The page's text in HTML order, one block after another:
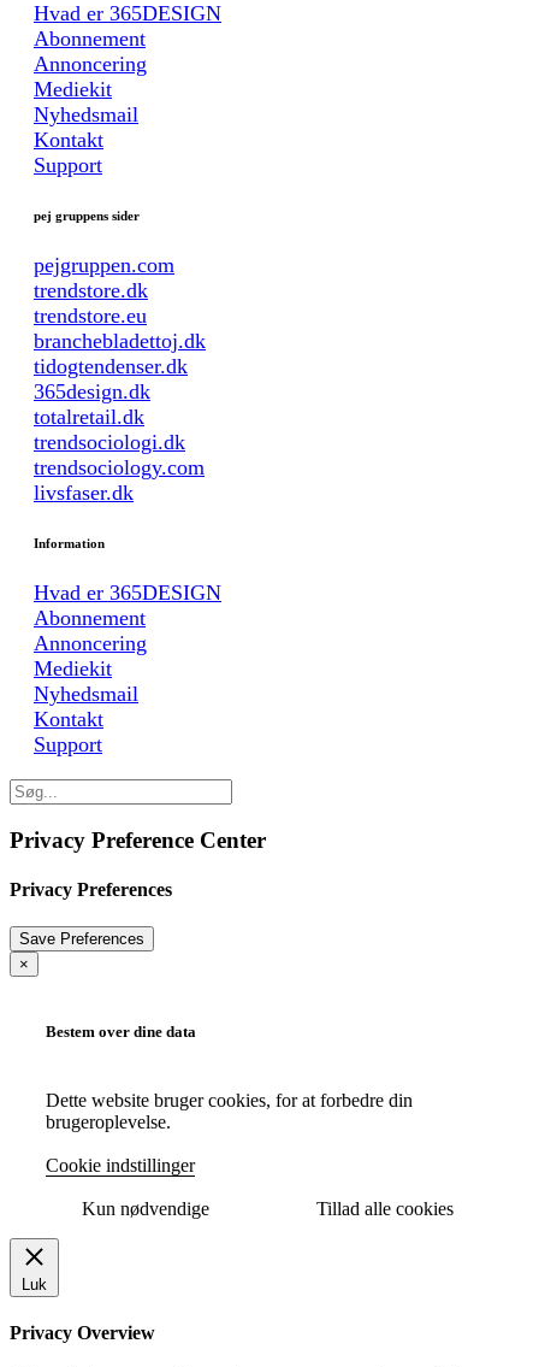
Hvad er 365DESIGN
Abonnement
Annoncering
Mediekit
Nyhedsmail
Kontakt
Support
pej gruppens sider
pejgruppen.com
trendstore.dk
trendstore.eu
branchebladettoj.dk
tidogtendenser.dk
365design.dk
totalretail.dk
trendsociologi.dk
trendsociology.com
livsfaser.dk
Information
Hvad er 365DESIGN
Abonnement
Annoncering
Mediekit
Nyhedsmail
Kontakt
Support
Privacy Preference Center
Privacy Preferences
×
Bestem over dine data
Dette website bruger cookies, for at forbedre din
brugeroplevelse.
Cookie indstillinger
Kun nødvendige Tillad alle cookies
Luk
Privacy Overview